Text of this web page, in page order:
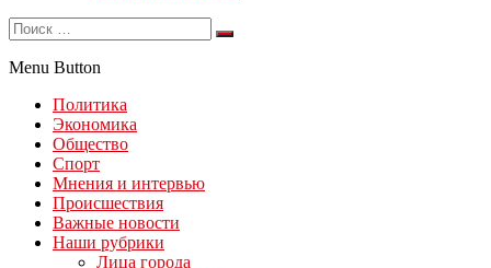
Menu Button
Политика
Экономика
Общество
Спорт
Мнения и интервью
Происшествия
Важные новости
Наши рубрики
Лица города